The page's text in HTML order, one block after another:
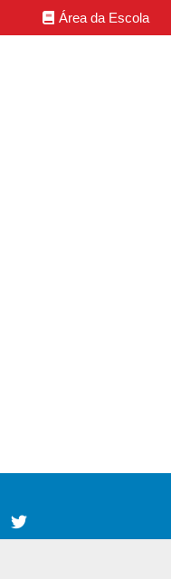
Área da Escola